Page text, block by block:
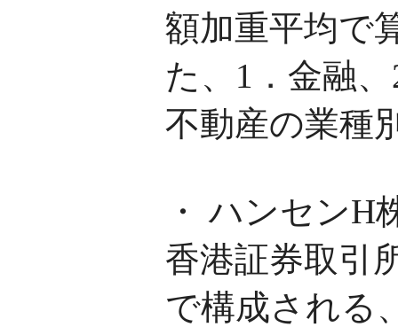
額加重平均で
た、1．金融
不動産の業種
・ ハンセンH
香港証券取引
で構成される